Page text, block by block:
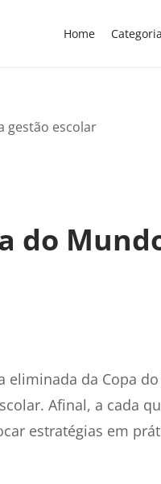
Home
do
eliminada da Copa
Afinal, a cada
estratégias em